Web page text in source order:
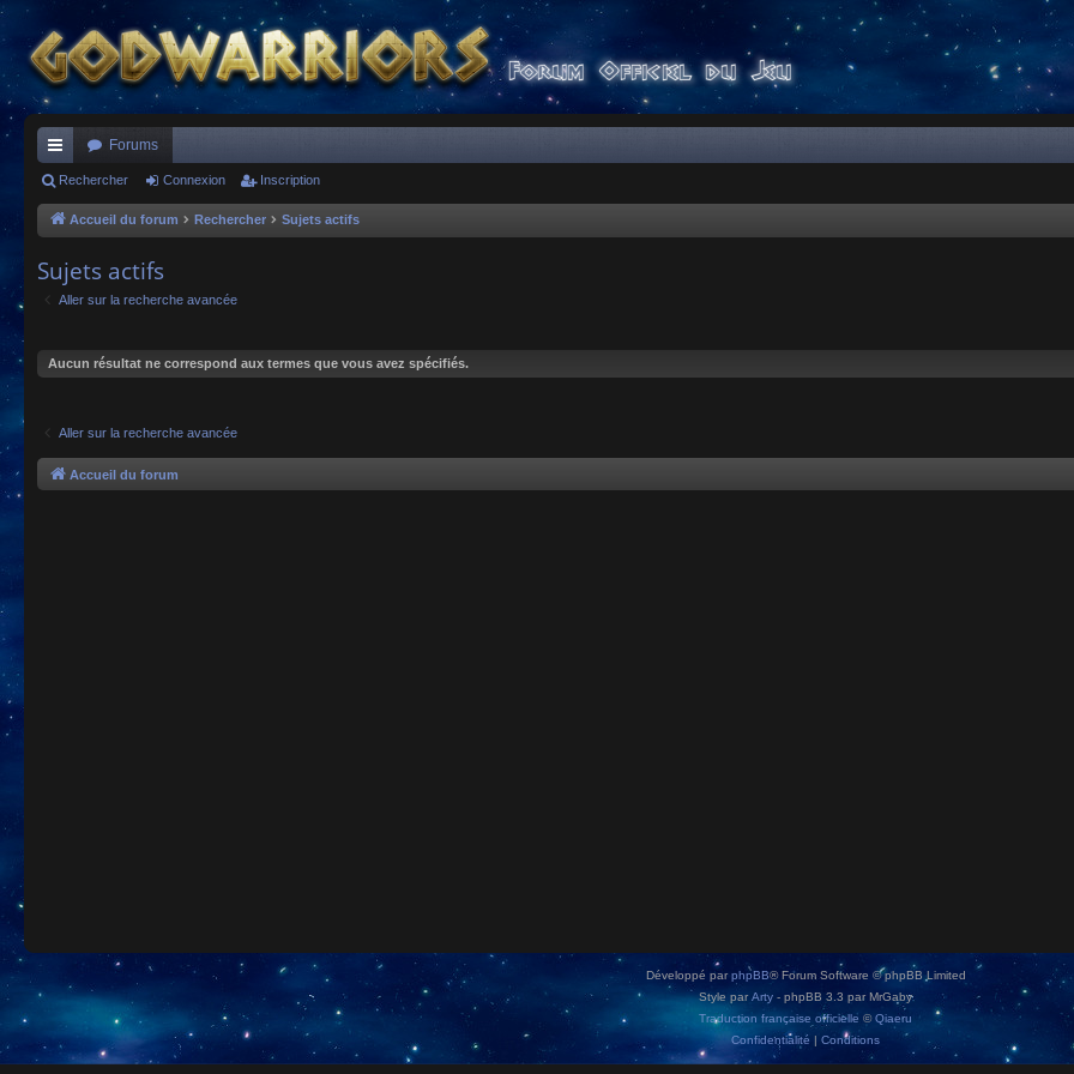
ac
co
Forums
Rechercher Connexion Inscription
Accueil du forum Rechercher Sujets actifs
Sujets actifs
Aller sur la recherche avancée
Aucun résultat ne correspond aux termes que vous avez spécifiés.
Aller sur la recherche avancée
Accueil du forum
Développé parphpBB® Forum Software © phpBB Limited
Style par Arty - phpBB 3.3 par MrGaby
Traduction française officielle ©Qiaeru
Confidentialité | Conditions